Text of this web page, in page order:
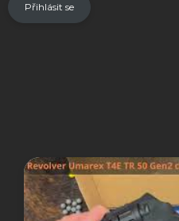
Přihlásit se